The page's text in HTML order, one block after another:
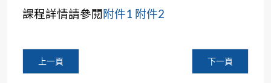
課程詳情請參閱 附件1 附件2
上一篇文章: 【代公告】醫療財團法人羅許基金會羅東博愛
上一頁 下一篇文章: 【
下一頁